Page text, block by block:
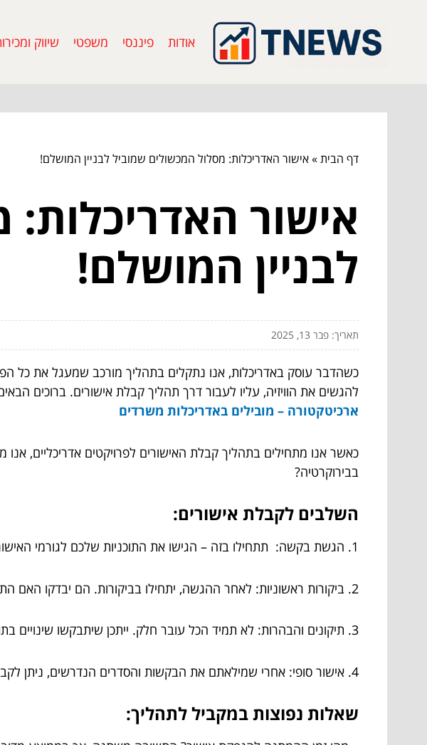
אודות פיננסי משפטי שיווק
דף הבית»אישור האדריכלות: מסלול המכשולים שמוביל לבניין המושלם!
אישור
לבניין המושלם!
תאריך: פבר 13, 2025
כשהדבר עוסק באדריכלות, אנו נתקלים בתהליך מורכב שמעגל את כל
להגשים את הוויזיה, עליו לעבור דרך תהליך קבלת אישורים. ברוכים
ארכיטקטורה – מובילים באדריכלות משרדים
כאשר אנו מתחילים בתהליך קבלת האישורים לפרויקטים אדריכליים,
בבירוקרטיה?
השלבים לקבלת אישורים:
1. הגשת בקשה: תתחילו בזה – הגישו את התוכניות שלכם לגורמי האישור. בדרך כלל זה כולל את המועצה המקומית ואולי גם משרד הבריאות.
2. ביקורות ראשוניות: לאחר ההגשה, יתחילו בביקורות. הם יבדקו האם התוכנית עומדת בתקנות. לפעמים עורך דין אדריכלי יכול להיות לעזר.
3. תיקונים והבהרות: לא תמיד הכל עובר חלק. ייתכן שיתבקשו שינויים בתוכניות. כאן תצטרכו לעמוד באתגרים ולשוב עם תיקונים.
4. אישור סופי: אחרי שמילאתם את הבקשות והסדרים הנדרשים, ניתן לקבל את האישור הסופי. תהליך מרגש!
שאלות נפוצות במקביל לתהליך: